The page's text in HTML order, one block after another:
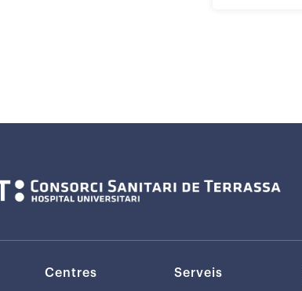
Centres Serveis